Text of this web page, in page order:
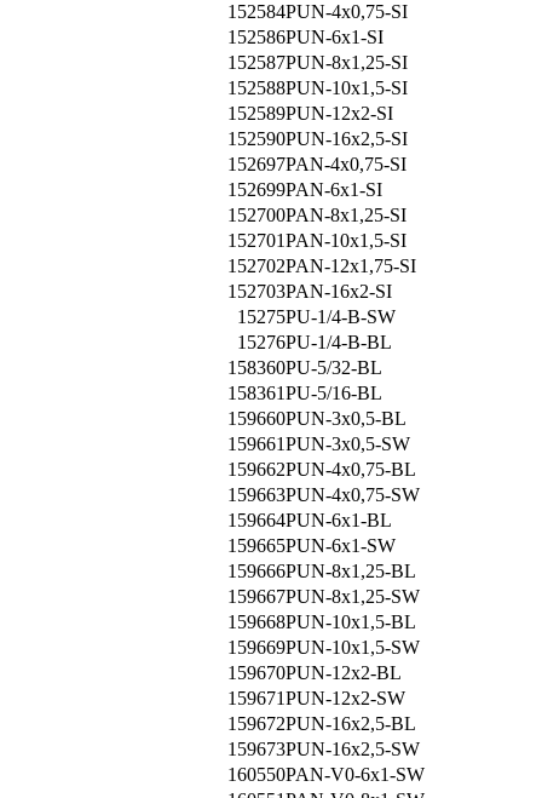
152584PUN-4x0,75-SI
152586PUN-6x1-SI
152587PUN-8x1,25-SI
152588PUN-10x1,5-SI
152589PUN-12x2-SI
152590PUN-16x2,5-SI
152697PAN-4x0,75-SI
152699PAN-6x1-SI
152700PAN-8x1,25-SI
152701PAN-10x1,5-SI
152702PAN-12x1,75-SI
152703PAN-16x2-SI
15275PU-1/4-B-SW
15276PU-1/4-B-BL
158360PU-5/32-BL
158361PU-5/16-BL
159660PUN-3x0,5-BL
159661PUN-3x0,5-SW
159662PUN-4x0,75-BL
159663PUN-4x0,75-SW
159664PUN-6x1-BL
159665PUN-6x1-SW
159666PUN-8x1,25-BL
159667PUN-8x1,25-SW
159668PUN-10x1,5-BL
159669PUN-10x1,5-SW
159670PUN-12x2-BL
159671PUN-12x2-SW
159672PUN-16x2,5-BL
159673PUN-16x2,5-SW
160550PAN-V0-6x1-SW